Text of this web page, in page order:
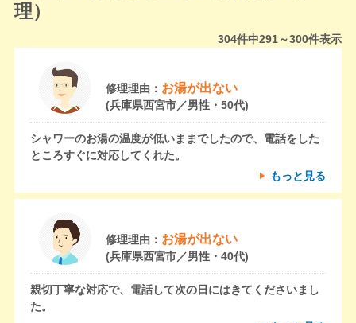
理）
304件中291～300件表示
修理理由： お湯が出ない
(兵庫県西宮市／男性・50代)
シャワーのお湯の温度が低いままでしたので、電話をした
ところすぐに対応してくれた。
もっと見る
修理理由： お湯が出ない
(兵庫県西宮市／男性・40代)
親切丁寧な対応で、電話して次の日にはきてくださいまし
た。